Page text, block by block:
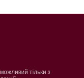
тільки з